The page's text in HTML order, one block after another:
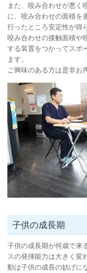
また、咬み合わせが悪く
に、咬み合わせの面積を
行ったところ安定性が得
咬み合わせの接触面積や
する装置をつかってスポ
ます。
ご興味のある方は是非お
子供の成長期
子供の成長期が何歳で来
スの発揮能力は大きく変
動は子供の成長の妨げに